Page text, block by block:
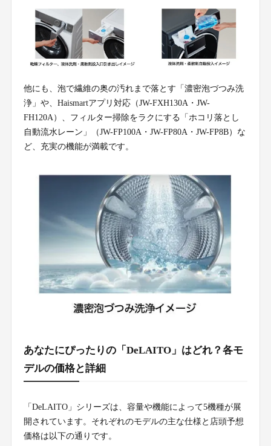
他にも、泡で繊維の奥の汚れまで落とす「濃密泡づつみ洗
浄」や、Haismartアプリ対応（JW-FXH130A・JW-
FH120A）、フィルター掃除をラクにする「ホコリ落とし
自動流水レーン」（JW-FP100A・JW-FP80A・JW-FP8B）な
ど、充実の機能が満載です。
あなたにぴったりの「DeLAITO」はどれ？各モ
デルの価格と詳細
「DeLAITO」シリーズは、容量や機能によって5機種が展
開されています。それぞれのモデルの主な仕様と店頭予想
価格は以下の通りです。